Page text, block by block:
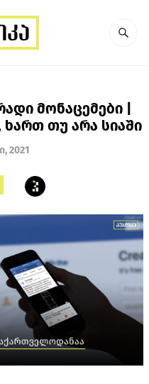
მონაცემები |
თუ არა სიაში
2021